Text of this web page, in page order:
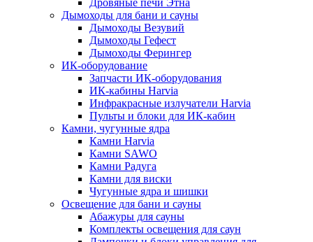
Дровяные печи Этна
Дымоходы для бани и сауны
Дымоходы Везувий
Дымоходы Гефест
Дымоходы Ферингер
ИК-оборудование
Запчасти ИК-оборудования
ИК-кабины Harvia
Инфракрасные излучатели Harvia
Пульты и блоки для ИК-кабин
Камни, чугунные ядра
Камни Harvia
Камни SAWO
Камни Радуга
Камни для виски
Чугунные ядра и шишки
Освещение для бани и сауны
Абажуры для сауны
Комплекты освещения для саун